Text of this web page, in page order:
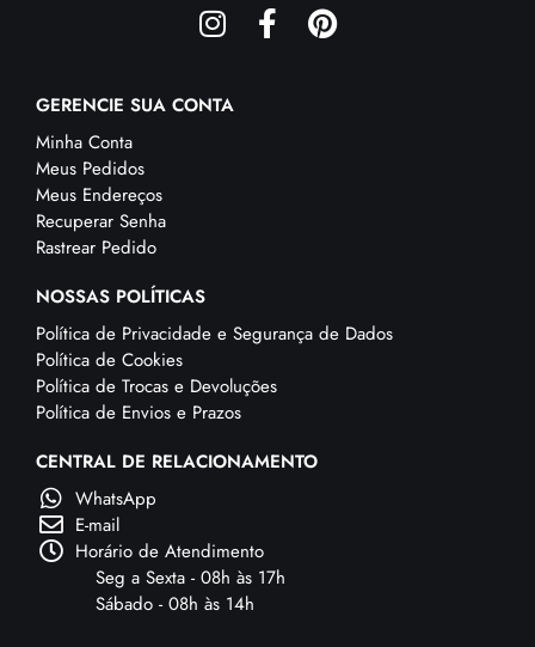
GERENCIE SUA CONTA
Minha Conta
Meus Pedidos
Meus Endereços
Recuperar Senha
Rastrear Pedido
NOSSAS POLÍTICAS
Política de Privacidade e Segurança de Dados
Política de Cookies
Política de Trocas e Devoluções
Política de Envios e Prazos
CENTRAL DE RELACIONAMENTO
WhatsApp
E-mail
Horário de Atendimento
Seg a Sexta - 08h às 17h
Sábado - 08h às 14h